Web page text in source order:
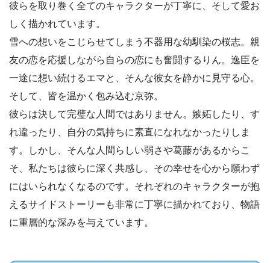
彼らを取り巻く全てのキャラクターが丁寧に、そして愛お
しく描かれています。
雪への想いをこじらせてしまう不器用な幼馴染の桜志。親
友の恋を応援しながら自らの恋にも奮闘するりん。逸臣を
一途に想い続けるエマと、そんな彼女を静かに見守る心。
そして、皆を温かく包み込む京弥。
彼らは決して完璧な人間ではありません。嫉妬したり、す
れ違ったり、自分の気持ちに素直になれなかったりしま
す。しかし、そんな人間らしい弱さや葛藤があるからこ
そ、私たちは彼らに深く共感し、その幸せを心から願わず
にはいられなくなるのです。それぞれのキャラクターが抱
えるサイドストーリーも非常に丁寧に描かれており、物語
に重層的な深みを与えています。